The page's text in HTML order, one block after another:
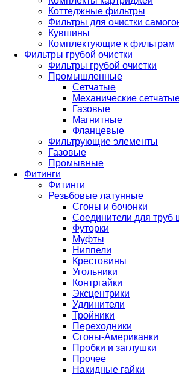
Коттеджные фильтры
Фильтры для очистки
Кувшины
Комплектующие к фильтрам
Фильтры грубой очистки
Фильтры грубой очистки
Промышленные
Сетчатые
Механические
Газовые
Магнитные
Фланцевые
Фильтрующие элементы
Газовые
Промывные
Фитинги
Фитинги
Резьбовые латунные
Сгоны и бочонки
Соединители для труб
Футорки
Муфты
Ниппели
Крестовины
Угольники
Контргайки
Эксцентрики
Удлинители
Тройники
Переходники
Сгоны-Американки
Пробки и заглушки
Прочее
Накидные гайки